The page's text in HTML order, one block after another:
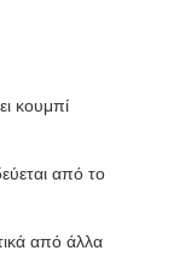
κουμπί
από το
από άλλα